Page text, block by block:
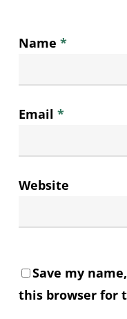
Name *
Email *
Website
Save my
this browser for